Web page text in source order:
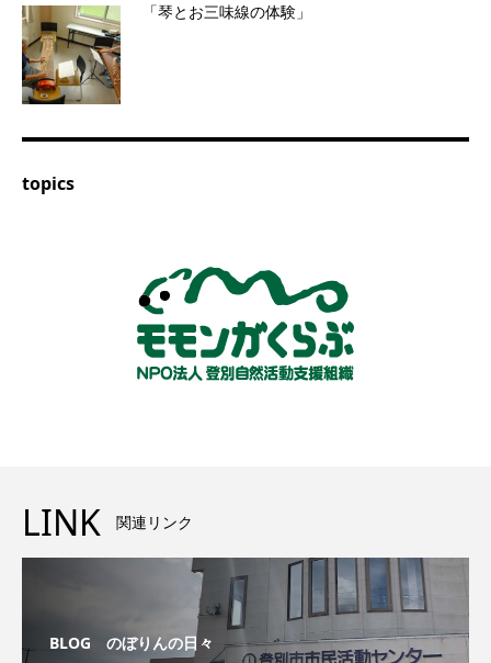
「琴とお三味線の体験」
topics
LINK 関連リンク
BLOG のぼりんの日々